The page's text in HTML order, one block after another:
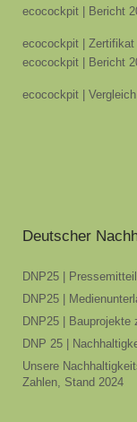
ecocockpit | Bericht
ecocockpit | Zertifikat
ecocockpit | Bericht
ecocockpit |
Deutscher
DNP25 |
DNP25 |
DNP25 | Bauprojekte
DNP 25 |
Unsere
Zahlen, Stand 2024